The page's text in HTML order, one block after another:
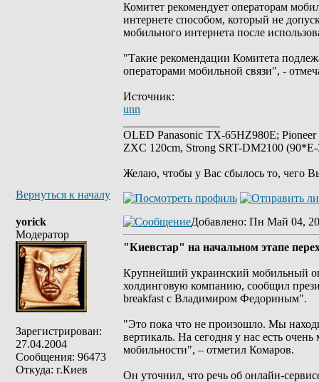
Комитет рекомендует операторам
интернете способом, который не
мобильного интернета после
"Такие рекомендации Комитета
операторами мобильной связи", -
Источник:
unn
OLED Panasonic TX-65HZ980E;
ZXC 120cm, Strong SRT-DM2100
Желаю, чтобы у Вас сбылось то, чего
Вернуться к началу
yorick
Модератор
Зарегистрирован:
27.04.2004
Сообщения: 96473
Откуда: г.Киев
Добавлено: Пн Май 04,
"Киевстар" на начальном этапе
Крупнейший украинский мобильный
холдинговую компанию, сообщил
breakfast с Владимиром Федориным".
"Это пока что не произошло. Мы
вертикаль. На сегодня у нас есть
мобильности", – отметил Комаров.
Он уточнил, что речь об онлайн-